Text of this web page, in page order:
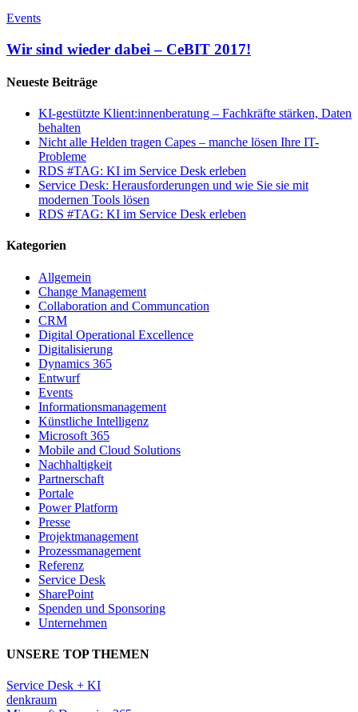
sind
dabei
–
CeBIT
2017!
Events
Wir sind wieder dabei – CeBIT 2017!
Neueste Beiträge
KI-gestützte Klient:innenberatung – Fachkräfte stärken, Daten
behalten
Nicht alle Helden tragen Capes – manche lösen Ihre IT-
Probleme
RDS #TAG: KI im Service Desk erleben
Service Desk: Herausforderungen und wie Sie sie mit
modernen Tools lösen
RDS #TAG: KI im Service Desk erleben
Kategorien
Allgemein
Change Management
Collaboration and Communcation
CRM
Digital Operational Excellence
Digitalisierung
Dynamics 365
Entwurf
Events
Informationsmanagement
Künstliche Intelligenz
Microsoft 365
Mobile and Cloud Solutions
Nachhaltigkeit
Partnerschaft
Portale
Power Platform
Presse
Projektmanagement
Prozessmanagement
Referenz
Service Desk
SharePoint
Spenden und Sponsoring
Unternehmen
UNSERE TOP THEMEN
Service Desk + KI
denkraum